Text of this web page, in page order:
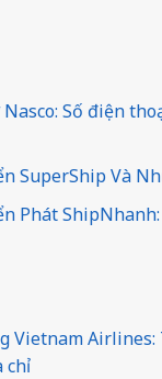
Số điện
SuperShip Và
Phát
Vietnam
chỉ